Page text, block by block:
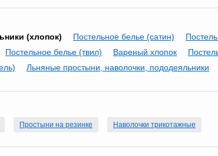
(хлопок) Постельное белье (сатин)
Постельное белье (твил) Вареный хлопок
Льняные простыни, наволочки, пододеяльники
Простыни на резинке Наволочки трикотажные